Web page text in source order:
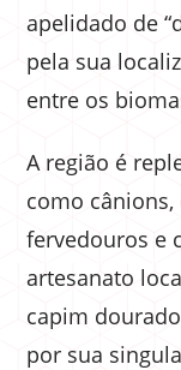
apelidado de
pela sua
entre os
A região é
como cânions,
fervedouros e
artesanato
capim
por sua